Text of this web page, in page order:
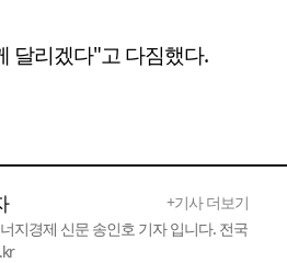
달리겠다"고 다짐했다.
+기사 더보기
지경제 신문 송인호 기자 입니다. 전국